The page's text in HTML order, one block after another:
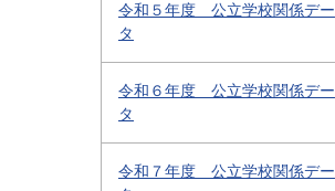
令和５年度 公立学校関係デー
タ
令和６年度 公立学校関係デー
タ
令和７年度 公立学校関係デー